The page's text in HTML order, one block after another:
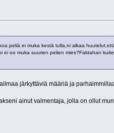
peliä ei muka kestä tulla,ni alkaa
oo muka suurien pelien mies?Faktahan
järkyttäviä määriä ja
ainut valmentaja, jolla on ollut